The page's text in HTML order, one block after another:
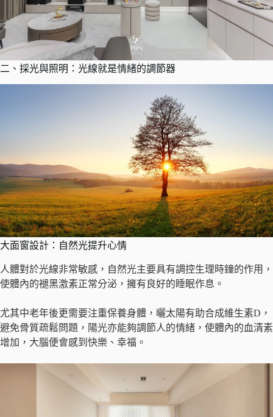
二、採光與照明：光線就是情緒的調節器
大面窗設計：自然光提升心情
人體對於光線非常敏感，自然光主要具有調控生理時鐘的作用，
使體內的褪黑激素正常分泌，擁有良好的睡眠作息。
尤其中老年後更需要注重保養身體，曬太陽有助合成維生素D，
避免骨質疏鬆問題，陽光亦能夠調節人的情緒，使體內的血清素
增加，大腦便會感到快樂、幸福。